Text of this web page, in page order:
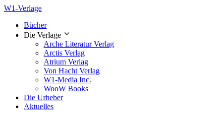
W1-Verlage
Bücher
Die Verlage
Arche Literatur Verlag
Arctis Verlag
Atrium Verlag
Von Hacht Verlag
W1-Media Inc.
WooW Books
Die Urheber
Aktuelles